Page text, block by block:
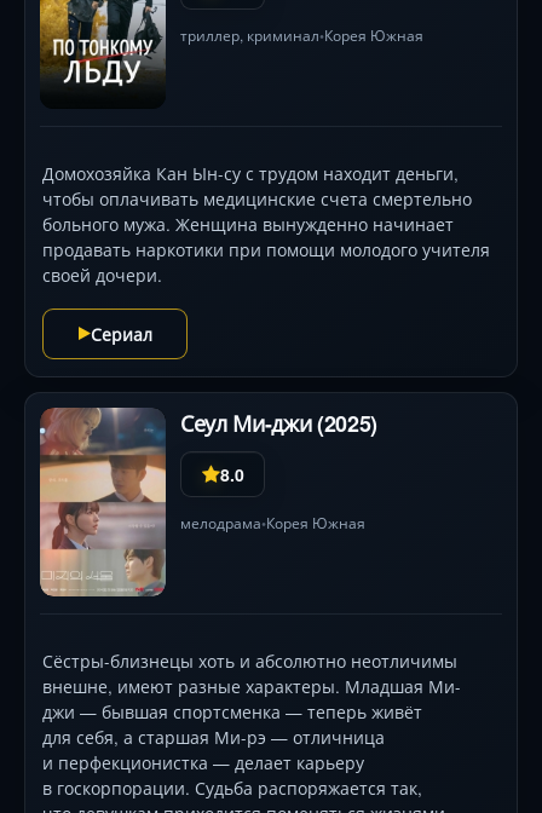
триллер, криминал•Корея Южная
Домохозяйка Кан Ын-су с трудом находит деньги,
чтобы оплачивать медицинские счета смертельно
больного мужа. Женщина вынужденно начинает
продавать наркотики при помощи молодого учителя
своей дочери.
Сериал
Сеул Ми-джи (2025)
8.0
мелодрама•Корея Южная
Сёстры-близнецы хоть и абсолютно неотличимы
внешне, имеют разные характеры. Младшая Ми-
джи — бывшая спортсменка — теперь живёт
для себя, а старшая Ми-рэ — отличница
и перфекционистка — делает карьеру
в госкорпорации. Судьба распоряжается так,